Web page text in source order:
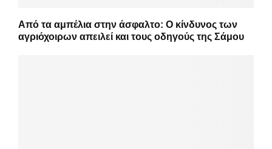
Από τα αμπέλια στην άσφαλτο: Ο κίνδυνος των
αγριόχοιρων απειλεί και τους οδηγούς της Σάμου